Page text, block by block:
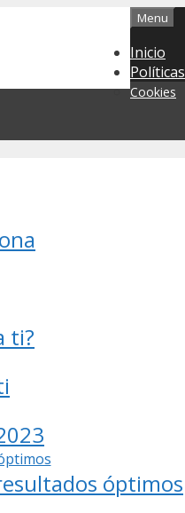
Menu
Inicio
Políticas
Cookies
ti?
óptimos